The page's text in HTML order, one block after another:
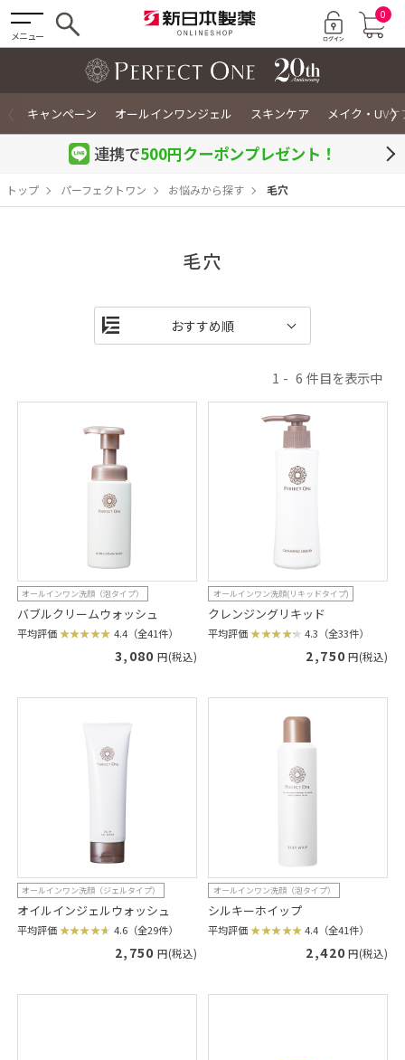
メニュー
0
キャンペーン オールインワンジェル スキンケア メイク・UVケ
〉
連携で500円クーポンプレゼント！
トップ パーフェクトワン お悩みから探す 毛穴
毛穴
1 6
オールインワン洗顔（泡タイプ）
バブルクリームウォッシュ
平均評価 4.4（全41件）
3,080 円(税込)
オールインワン洗顔(リキッドタイプ)
クレンジングリキッド
平均評価 4.3（全33件）
2,750 円(税込)
オールインワン洗顔（ジェルタイプ）
オイルインジェルウォッシュ
平均評価 4.6（全29件）
2,750 円(税込)
オールインワン洗顔（泡タイプ）
シルキーホイップ
平均評価 4.4（全41件）
2,420 円(税込)